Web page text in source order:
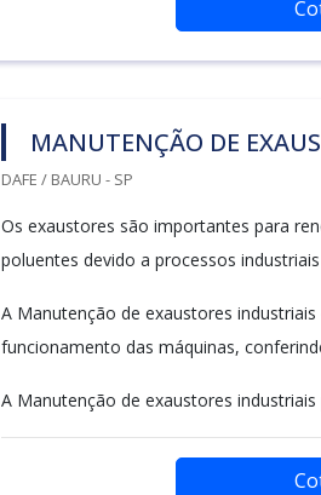
MANUTENÇÃO DE
DAFE / BAURU - SP
Os exaustores são importantes para
poluentes devido a processos
A Manutenção de exaustores
funcionamento das máquinas,
A Manutenção de exaustores industriais